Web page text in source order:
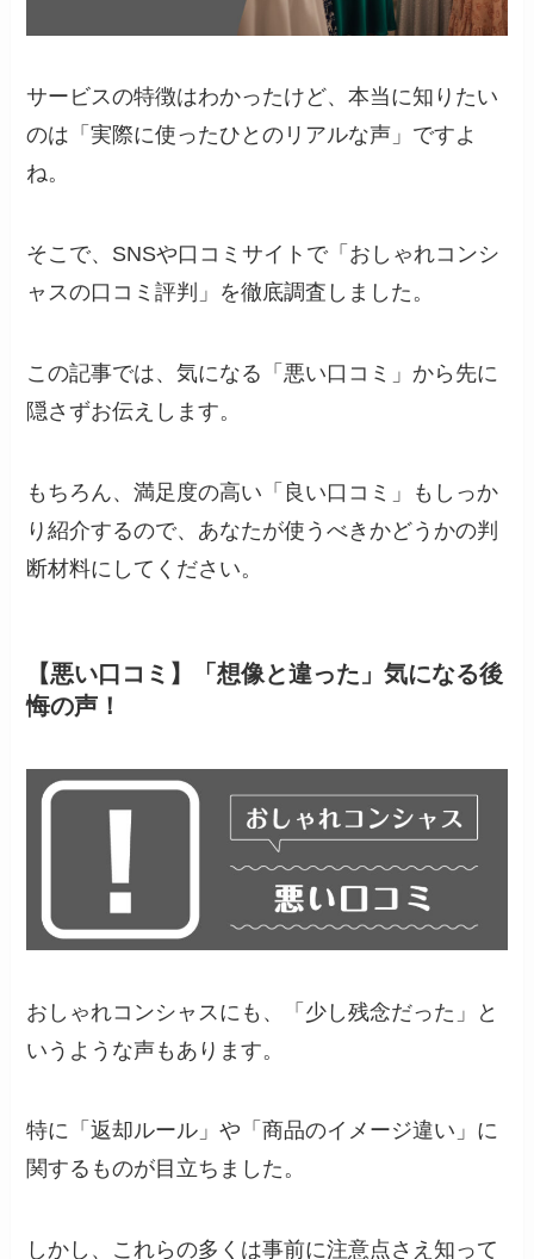
サービスの特徴はわかったけど、本当に知りたい
のは「実際に使ったひとのリアルな声」ですよ
ね。
そこで、SNSや口コミサイトで「おしゃれコンシ
ャスの口コミ評判」を徹底調査しました。
この記事では、気になる「悪い口コミ」から先に
隠さずお伝えします。
もちろん、満足度の高い「良い口コミ」もしっか
り紹介するので、あなたが使うべきかどうかの判
断材料にしてください。
【悪い口コミ】「想像と違った」気になる後
悔の声！
おしゃれコンシャスにも、「少し残念だった」と
いうような声もあります。
特に「返却ルール」や「商品のイメージ違い」に
関するものが目立ちました。
しかし、これらの多くは事前に注意点さえ知って